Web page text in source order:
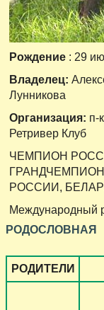
Рождение : 29
Владелец:
Лунникова
Организация: п-
Ретривер Клуб
ЧЕМПИОН
РОССИИ,
Международный
РОДОСЛОВНАЯ
РОДИТЕЛИ